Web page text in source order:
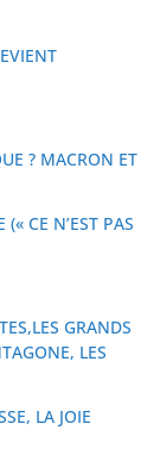
? MACRON ET
CE N’EST PAS
GRANDS
LES
LA JOIE